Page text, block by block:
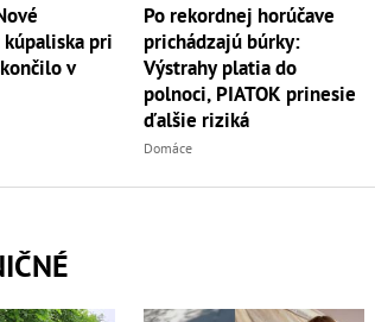
pri
v
Po rekordnej horúčave
prichádzajú búrky:
Výstrahy platia do
polnoci, PIATOK prinesie
ďalšie riziká
Domáce